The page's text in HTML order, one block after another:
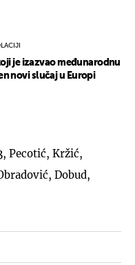
je izazvao međunarodnu
novi slučaj u Europi
Pecotić, Kržić,
Dobud,